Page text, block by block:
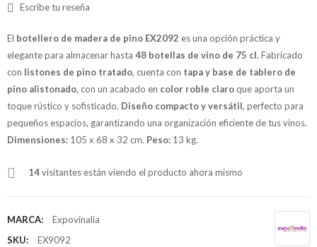
Escribe tu reseña
El botellero de madera de pino EX2092 es una opción práctica y
elegante para almacenar hasta 48 botellas de vino de 75 cl. Fabricado
con listones de pino tratado, cuenta con tapa y base de tablero de
pino alistonado, con un acabado en color roble claroque aporta un
toque rústico y sofisticado. Diseño compacto y versátil, perfecto para
pequeños espacios, garantizando una organización eficiente de tus vinos.
Dimensiones: 105 x 68 x 32 cm. Peso: 13 kg.
14visitantes están viendo el producto ahora mismo
MARCA:
Expovinalia
SKU:
EX9092